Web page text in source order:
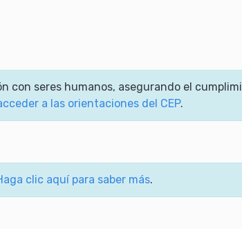
con seres humanos, asegurando el
a las orientaciones del CEP.
clic aquí para saber más.